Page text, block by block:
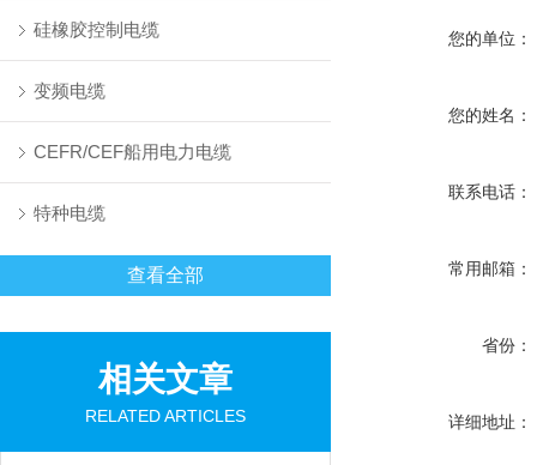
硅橡胶控制电缆
变频电缆
CEFR/CEF船用电力电缆
特种电缆
查看全部
相关文章
RELATED ARTICLES
您的单位：
您的姓名：
联系电话：
常用邮箱：
省份：
详细地址：